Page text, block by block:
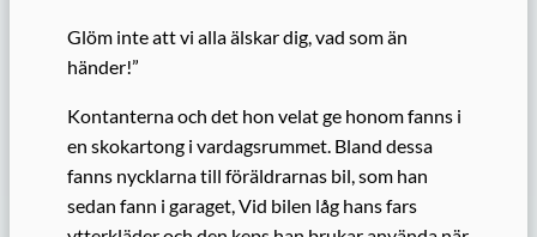
Glöm inte att vi alla älskar dig, vad som än
händer!”
Kontanterna och det hon velat ge honom fanns i
en skokartong i vardagsrummet. Bland dessa
fanns nycklarna till föräldrarnas bil, som han
sedan fann i garaget, Vid bilen låg hans fars